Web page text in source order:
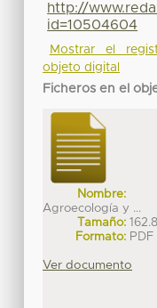
http://
id=10504604
Mostrar el
objeto digital
Ficheros en el
Nombre:
Agroecología y ...
Tamaño:
Formato: PDF
Ver documento